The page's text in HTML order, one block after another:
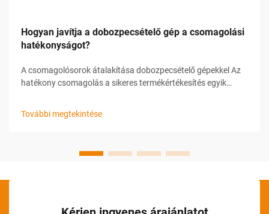
Hogyan javítja a dobozpecsételő gép a csomagolási
hatékonyságot?
A csomagolósorok átalakítása dobozpecsételő gépekkel Az
hatékony csomagolás a sikeres termékértékesítés egyik
szerepel a modern csomagolósorokban...
További megtekintése